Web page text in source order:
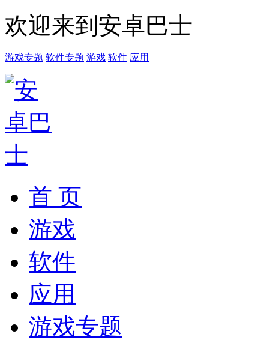
欢迎来到安卓巴士
游戏专题 软件专题 游戏 软件 应用
首 页
游戏
软件
应用
游戏专题